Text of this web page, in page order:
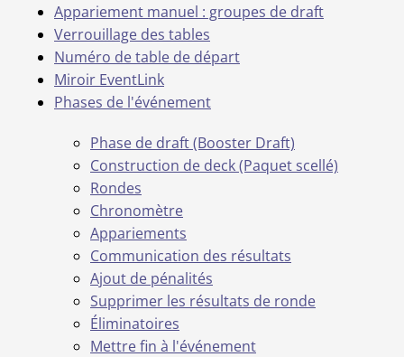
Appariement manuel : groupes de draft
Verrouillage des tables
Numéro de table de départ
Miroir EventLink
Phases de l'événement
Phase de draft (Booster Draft)
Construction de deck (Paquet scellé)
Rondes
Chronomètre
Appariements
Communication des résultats
Ajout de pénalités
Supprimer les résultats de ronde
Éliminatoires
Mettre fin à l'événement